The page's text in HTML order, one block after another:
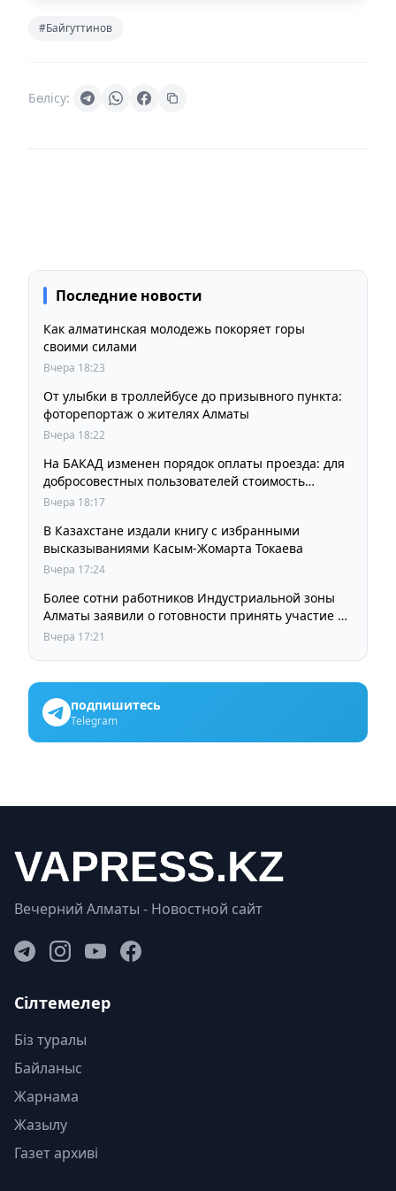
#Байгуттинов
Бөлісу:
Последние новости
Как алматинская молодежь покоряет горы
своими силами
Вчера 18:23
От улыбки в троллейбусе до призывного пункта:
фоторепортаж о жителях Алматы
Вчера 18:22
На БАКАД изменен порядок оплаты проезда: для
добросовестных пользователей стоимость
остается прежней
Вчера 18:17
В Казахстане издали книгу с избранными
высказываниями Касым-Жомарта Токаева
Вчера 17:24
Более сотни работников Индустриальной зоны
Алматы заявили о готовности принять участие в
выборах членов Курылтая
Вчера 17:21
подпишитесь
Telegram
Вечерний Алматы - Новостной сайт
Сілтемелер
Біз туралы
Байланыс
Жарнама
Жазылу
Газет архиві